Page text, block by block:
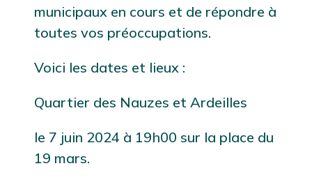
municipaux en cours et de répondre à
toutes vos préoccupations.
Voici les dates et lieux :
Quartier des Nauzes et Ardeilles
le 7 juin 2024 à 19h00 sur la place du
19 mars.